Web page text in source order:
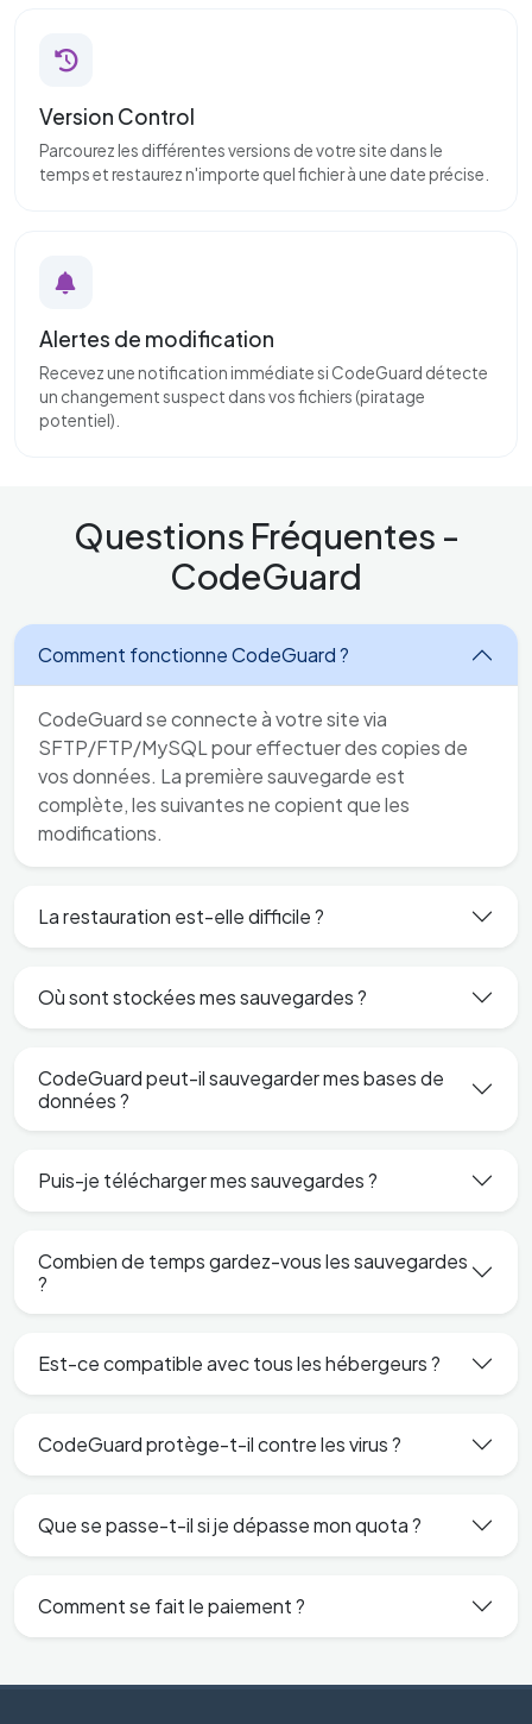
Version Control
Parcourez les différentes versions de votre site dans le
temps et restaurez n'importe quel fichier à une date précise.
Alertes de modification
Recevez une notification immédiate si CodeGuard détecte
un changement suspect dans vos fichiers (piratage
potentiel).
Questions Fréquentes -
CodeGuard
Comment fonctionne CodeGuard ?
CodeGuard se connecte à votre site via
SFTP/FTP/MySQL pour effectuer des copies de
vos données. La première sauvegarde est
complète, les suivantes ne copient que les
modifications.
La restauration est-elle difficile ?
Où sont stockées mes sauvegardes ?
CodeGuard peut-il sauvegarder mes bases de
données ?
Puis-je télécharger mes sauvegardes ?
Combien de temps gardez-vous les sauvegardes
?
Est-ce compatible avec tous les hébergeurs ?
CodeGuard protège-t-il contre les virus ?
Que se passe-t-il si je dépasse mon quota ?
Comment se fait le paiement ?